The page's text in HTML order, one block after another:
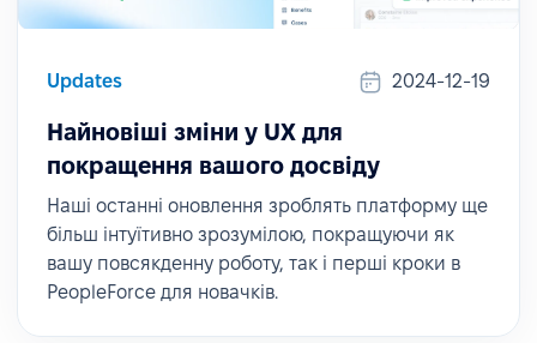
Updates 2024-12-19
Найновіші зміни у UX для
покращення вашого досвіду
Наші останні оновлення зроблять платформу ще
більш інтуїтивно зрозумілою, покращуючи як
вашу повсякденну роботу, так і перші кроки в
PeopleForce для новачків.